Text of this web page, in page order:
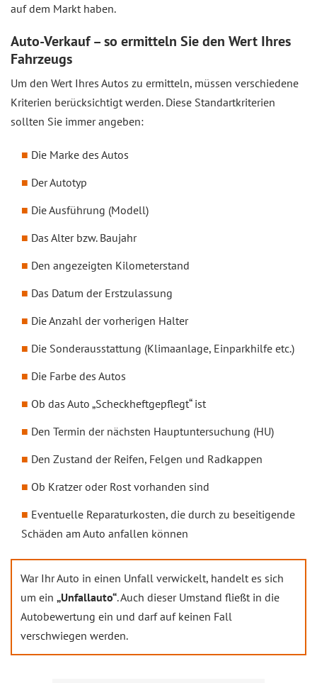
auf dem Markt haben.
Auto-Verkauf – so ermitteln Sie den Wert Ihres
Fahrzeugs
Um den Wert Ihres Autos zu ermitteln, müssen verschiedene
Kriterien berücksichtigt werden. Diese Standartkriterien
sollten Sie immer angeben:
Die Marke des Autos
Der Autotyp
Die Ausführung (Modell)
Das Alter bzw. Baujahr
Den angezeigten Kilometerstand
Das Datum der Erstzulassung
Die Anzahl der vorherigen Halter
Die Sonderausstattung (Klimaanlage, Einparkhilfe etc.)
Die Farbe des Autos
Ob das Auto „Scheckheftgepflegt“ ist
Den Termin der nächsten Hauptuntersuchung (HU)
Den Zustand der Reifen, Felgen und Radkappen
Ob Kratzer oder Rost vorhanden sind
Eventuelle Reparaturkosten, die durch zu beseitigende
Schäden am Auto anfallen können
War Ihr Auto in einen Unfall verwickelt, handelt es sich
um ein „Unfallauto“. Auch dieser Umstand fließt in die
Autobewertung ein und darf auf keinen Fall
verschwiegen werden.